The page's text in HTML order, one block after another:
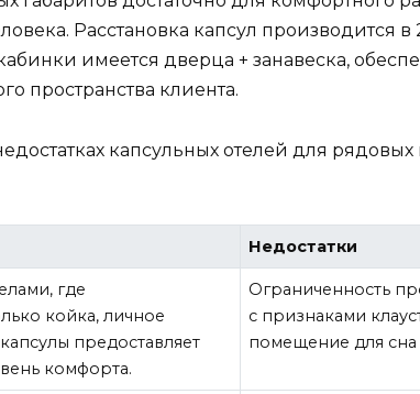
Расстановка капсул производится в
имеется дверца + занавеска,
пространства клиента.
капсульных отелей для рядовых
Недостатки
где
койка, личное
предоставляет
комфорта.
Ограниченность
с признаками
помещение для сна